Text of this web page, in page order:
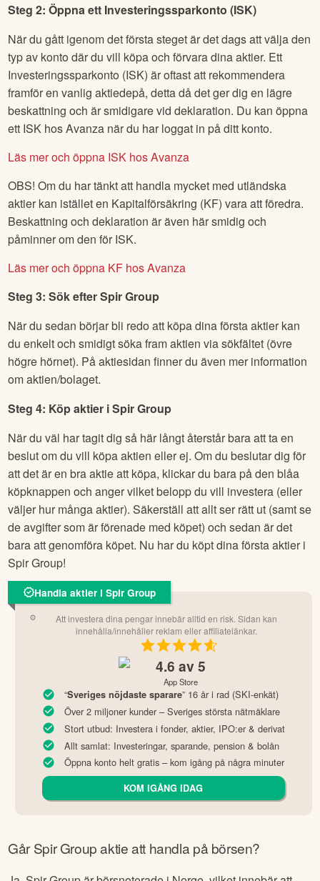
Steg 2: Öppna ett Investeringssparkonto (ISK)
När du gått igenom det första steget är det dags att välja den
typ av konto där du vill köpa och förvara dina aktier. Ett
Investeringssparkonto (ISK) är oftast att rekommendera
framför en vanlig aktiedepå, detta då det ger dig en lägre
beskattning och är smidigare vid deklaration. Du kan öppna
ett ISK hos Avanza när du har loggat in på ditt konto.
Läs mer och öppna ISK hos Avanza
OBS! Om du har tänkt att handla mycket med utländska
aktier kan istället en Kapitalförsäkring (KF) vara att föredra.
Beskattning och deklaration är även här smidig och
påminner om den för ISK.
Läs mer och öppna KF hos Avanza
Steg 3: Sök efterSpir Group
När du sedan börjar bli redo att köpa dina första aktier kan
du enkelt och smidigt söka fram aktien via sökfältet (övre
högre hörnet). På aktiesidan finner du även mer information
om aktien/bolaget.
Steg 4: Köp aktier iSpir Group
När du väl har tagit dig så här långt återstår bara att ta en
beslut om du vill köpa aktien eller ej. Om du beslutar dig för
att det är en bra aktie att köpa, klickar du bara på den blåa
köpknappen och anger vilket belopp du vill investera (eller
väljer hur många aktier). Säkerställ att allt ser rätt ut (samt se
de avgifter som är förenade med köpet) och sedan är det
bara att genomföra köpet. Nu har du köpt dina första aktier i
Spir Group!
Handla aktier i Spir Group
Att investera dina pengar innebär alltid en risk. Sidan kan
innehålla/innehåller reklam eller affiliatelänkar.
4.6 av 5
App Store
“Sveriges nöjdaste sparare” 16 år i rad (SKI-enkät)
Över 2 miljoner kunder – Sveriges största nätmäklare
Stort utbud: Investera i fonder, aktier, IPO:er & derivat
Allt samlat: Investeringar, sparande, pension & bolån
Öppna konto helt gratis – kom igång på några minuter
KOM IGÅNG IDAG
GårSpir Groupaktie att handla på börsen?